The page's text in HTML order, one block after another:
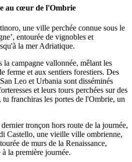
au cœur de l'Ombrie
une ville perchée connue sous le
entourée de vignobles et
la mer Adriatique.
la campagne vallonnée, mêlant les
ferme et aux sentiers forestiers. Des
Leo et Urbania sont disséminés
et leurs tours perchées sur des
franchiras les portes de l'Ombrie, un
tronçon hors route de la journée,
Castello, une vieille ville ombrienne,
de murs de la Renaissance,
la première journée.